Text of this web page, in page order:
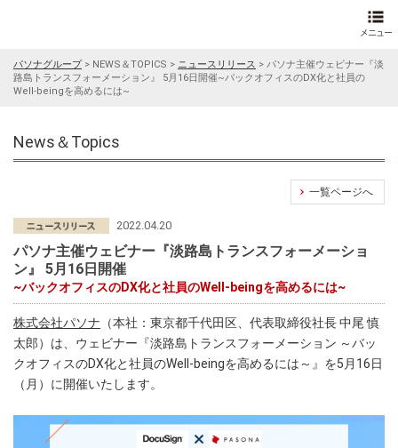
パソナグループ> NEWS＆TOPICS > ニュースリリース > パソナ主催ウェビナー『淡
路島トランスフォーメーション』 5月16日開催~バックオフィスのDX化と社員の
Well-beingを高めるには~
News＆Topics
一覧ページへ
2022.04.20
パソナ主催ウェビナー『淡路島トランスフォーメーショ
ン』 5月16日開催
~バックオフィスのDX化と社員のWell-beingを高めるには~
株式会社パソナ （本社：東京都千代田区、代表取締役社長 中尾 慎
太郎）は、ウェビナー『淡路島トランスフォーメーション ～バッ
クオフィスのDX化と社員のWell-beingを高めるには～』を5月16日
（月）に開催いたします。